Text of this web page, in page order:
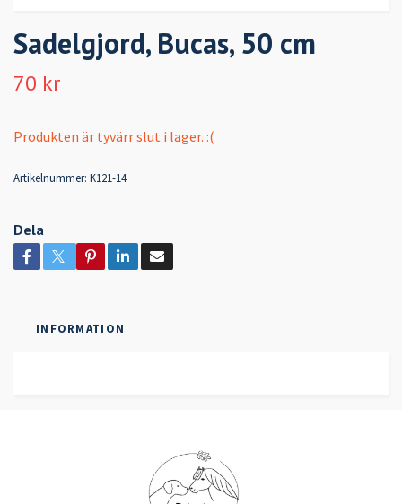
Sadelgjord, Bucas, 50 cm
70 kr
Produkten är tyvärr slut i lager. :(
Artikelnummer: K121-14
Dela
INFORMATION